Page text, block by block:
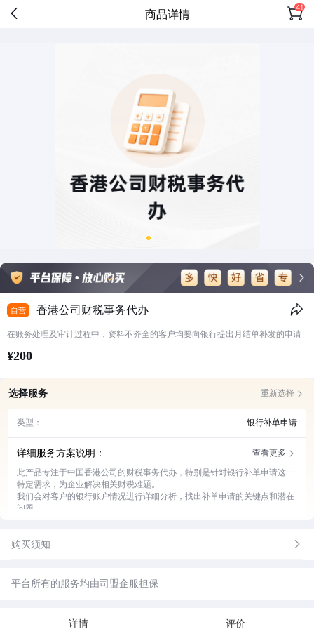
商品详情 41
自营 香港公司财税事务代办
在账务处理及审计过程中，资料不齐全的客户均要向银行提出月结单补发的申请
¥200
选择服务 重新选择
类型： 银行补单申请
详细服务方案说明：
查看更多
此产品专注于中国香港公司的财税事务代办，特别是针对银行补单申请这一
特定需求，为企业解决相关财税难题。
我们会对客户的银行账户情况进行详细分析，找出补单申请的关键点和潜在
问题。
若补单申请过程中出现问题，我们会提供专业的解决方案，保障申请顺利完
购买须知
平台所有的服务均由司盟企服担保
详情 评价